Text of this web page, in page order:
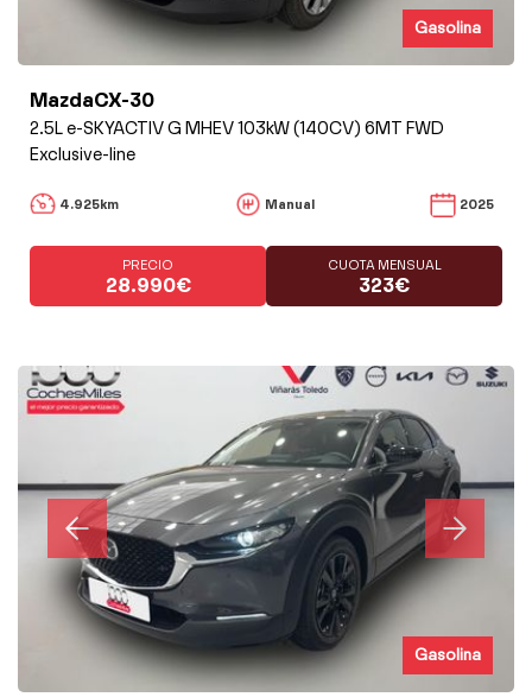
Gasolina
MazdaCX-30
2.5L e-SKYACTIV G MHEV 103kW (140CV) 6MT FWD
Exclusive-line
4.925km Manual 2025
PRECIO
28.990€
CUOTA MENSUAL
323€
Gasolina